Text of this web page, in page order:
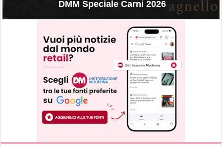
DMM Speciale Carni 2026